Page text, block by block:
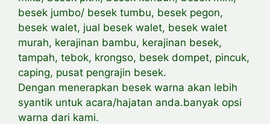
besek jumbo/ besek tumbu, besek pegon,
besek walet, jual besek walet, besek walet
murah, kerajinan bambu, kerajinan besek,
tampah, tebok, krongso, besek dompet, pincuk,
caping, pusat pengrajin besek.
Dengan menerapkan besek warna akan lebih
syantik untuk acara/hajatan anda.banyak opsi
warna dari kami.